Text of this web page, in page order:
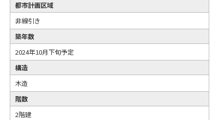
都市計画区域
非線引き
築年数
2024年10月下旬予定
構造
木造
階数
2階建